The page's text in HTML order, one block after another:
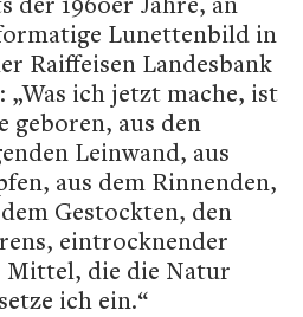
Lunettenbild in
Raiffeisen Landesbank
ich jetzt mache, ist
geboren, aus den
Leinwand, aus
aus dem Rinnenden,
Gestockten, den
eintrocknender
Mittel, die die Natur
ich ein.“